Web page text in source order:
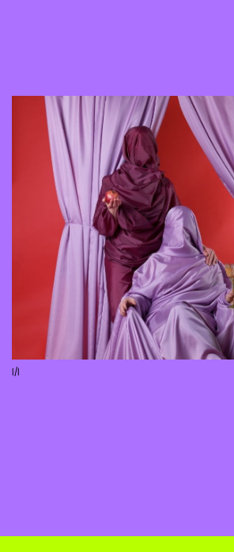
Previous
1/1